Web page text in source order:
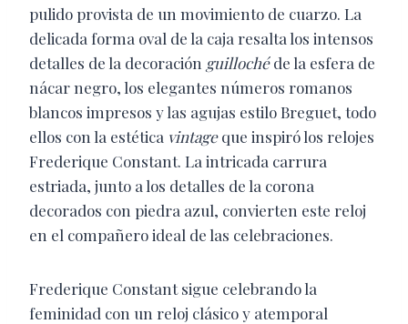
pulido provista de un movimiento de cuarzo. La
delicada forma oval de la caja resalta los intensos
detalles de la decoración guillochéde la esfera de
nácar negro, los elegantes números romanos
blancos impresos y las agujas estilo Breguet, todo
ellos con la estética vintageque inspiró los relojes
Frederique Constant. La intricada carrura
estriada, junto a los detalles de la corona
decorados con piedra azul, convierten este reloj
en el compañero ideal de las celebraciones.
Frederique Constant sigue celebrando la
feminidad con un reloj clásico y atemporal